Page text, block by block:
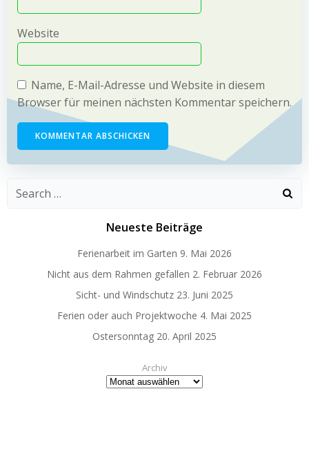
Website
Name, E-Mail-Adresse und Website in diesem
Browser für meinen nächsten Kommentar speichern.
Search
Neueste Beiträge
Ferienarbeit im Garten 9. Mai 2026
Nicht aus dem Rahmen gefallen 2. Februar 2026
Sicht- und Windschutz 23. Juni 2025
Ferien oder auch Projektwoche 4. Mai 2025
Ostersonntag 20. April 2025
Archiv